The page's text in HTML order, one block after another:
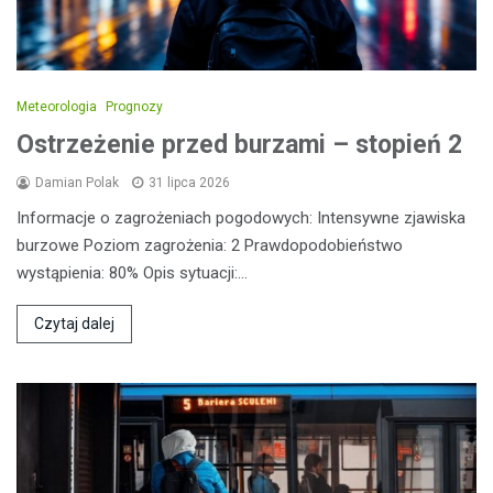
Meteorologia Prognozy
Ostrzeżenie przed burzami – stopień 2
Damian Polak 31 lipca 2026
Informacje o zagrożeniach pogodowych: Intensywne zjawiska
burzowe Poziom zagrożenia: 2 Prawdopodobieństwo
wystąpienia: 80% Opis sytuacji:…
Czytaj dalej